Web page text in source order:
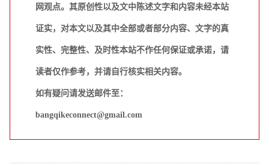
网观点。其原创性以及文中陈述文字和内容未经本站
证实，对本文以及其中全部或者部分内容、文字的真
实性、完整性、及时性本站不作任何保证或承诺，请
读者仅作参考，并请自行核实相关内容。
如有疑问请发送邮件至：
bangqikeconnect@gmail.com